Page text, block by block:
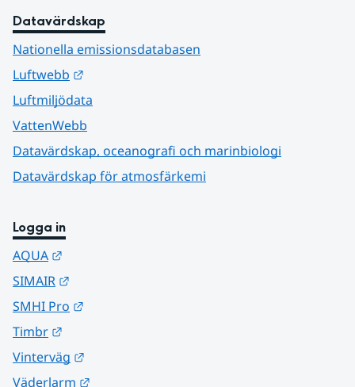
Datavärdskap
Nationella emissionsdatabasen
Luftwebb
Luftmiljödata
VattenWebb
Datavärdskap, oceanografi och marinbiologi
Datavärdskap för atmosfärkemi
Logga in
AQUA
SIMAIR
SMHI Pro
Timbr
Vinterväg
Väderlarm